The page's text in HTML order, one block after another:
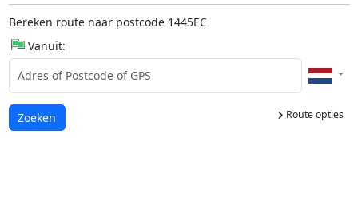
Bereken route naar postcode 1445EC
Vanuit:
Route opties
Laden...
Zoeken